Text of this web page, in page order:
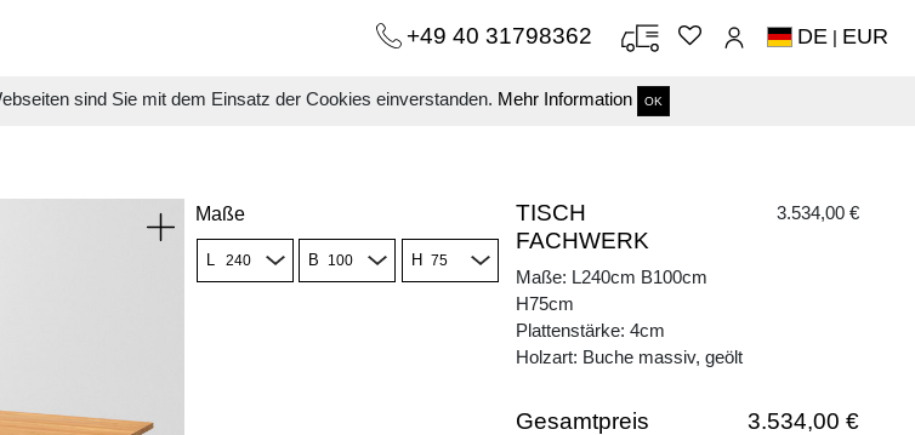
sind Sie mit dem Einsatz der Cookies einverstanden. Mehr Information OK
+49 40 31798362 DE | EUR
Maße
L B H
TISCH
FACHWERK
3.534,00 €
Maße: L240cm B100cm
H75cm
Plattenstärke: 4cm
Holzart: Buche massiv, geölt
Gesamtpreis 3.534,00 €